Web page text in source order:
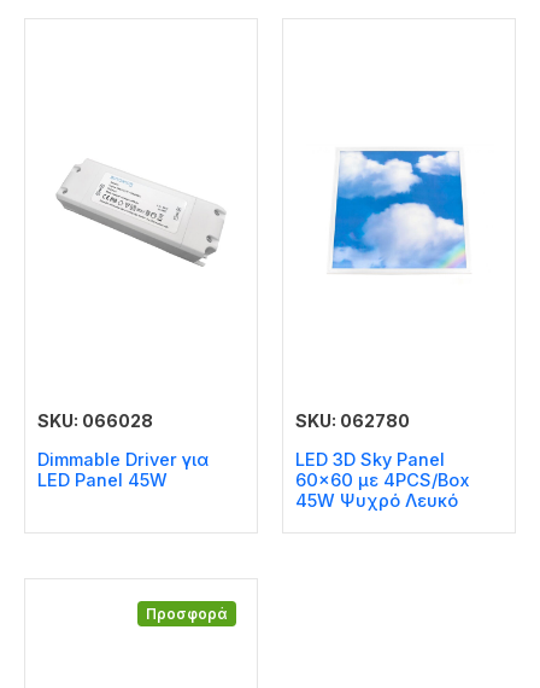
SKU: 066028
Dimmable Driver για
LED Panel 45W
SKU: 062780
LED 3D Sky Panel
60×60 με 4PCS/Box
45W Ψυχρό Λευκό
Προσφορά